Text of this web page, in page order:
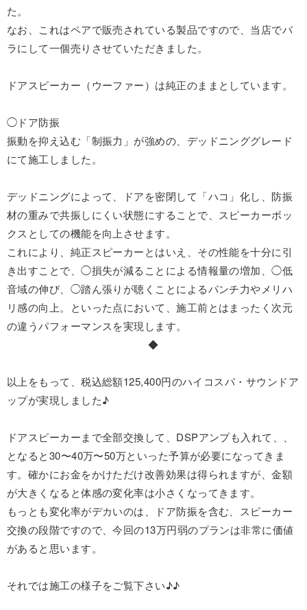
た。
なお、これはペアで販売されている製品ですので、当店でバ
ラにして一個売りさせていただきました。
ドアスピーカー（ウーファー）は純正のままとしています。
◯ドア防振
振動を抑え込む「制振力」が強めの、デッドニンググレード
にて施工しました。
デッドニングによって、ドアを密閉して「ハコ」化し、防振
材の重みで共振しにくい状態にすることで、スピーカーボッ
クスとしての機能を向上させます。
これにより、純正スピーカーとはいえ、その性能を十分に引
き出すことで、◯損失が減ることによる情報量の増加、◯低
音域の伸び、◯踏ん張りが聴くことによるパンチ力やメリハ
リ感の向上。といった点において、施工前とはまったく次元
の違うパフォーマンスを実現します。
◆
以上をもって、税込総額125,400円のハイコスパ・サウンドア
ップが実現しました♪
ドアスピーカーまで全部交換して、DSPアンプも入れて、、
となると30〜40万〜50万といった予算が必要になってきま
す。確かにお金をかけただけ改善効果は得られますが、金額
が大きくなると体感の変化率は小さくなってきます。
もっとも変化率がデカいのは、ドア防振を含む、スピーカー
交換の段階ですので、今回の13万円弱のプランは非常に価値
があると思います。
それでは施工の様子をご覧下さい♪♪